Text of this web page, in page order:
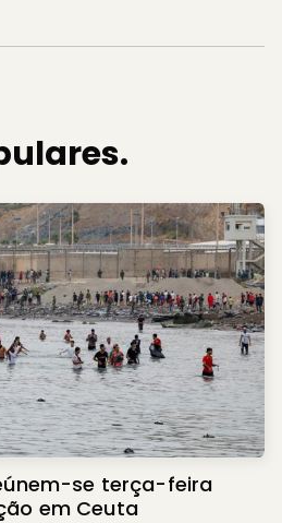
se terça-feira
em Ceuta